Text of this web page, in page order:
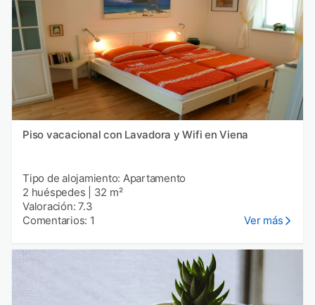
Piso vacacional con Lavadora y Wifi en Viena
Tipo de alojamiento: Apartamento
2 huéspedes
32 m²
Valoración: 7.3
Comentarios: 1
Ver más